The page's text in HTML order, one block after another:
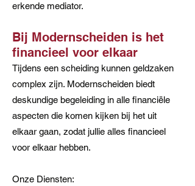
erkende mediator.
Bij Modernscheiden is het
financieel voor elkaar
Tijdens een scheiding kunnen geldzaken
complex zijn. Modernscheiden biedt
deskundige begeleiding in alle financiële
aspecten die komen kijken bij het uit
elkaar gaan, zodat jullie alles financieel
voor elkaar hebben.
Onze Diensten: